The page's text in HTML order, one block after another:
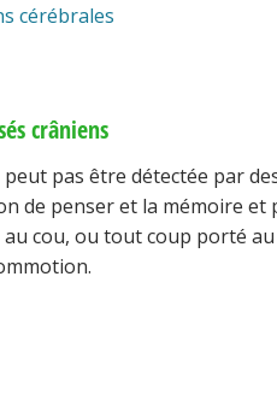
cérébrales
crâniens
pas être détectée par
de penser et la mémoire et
cou, ou tout coup porté au